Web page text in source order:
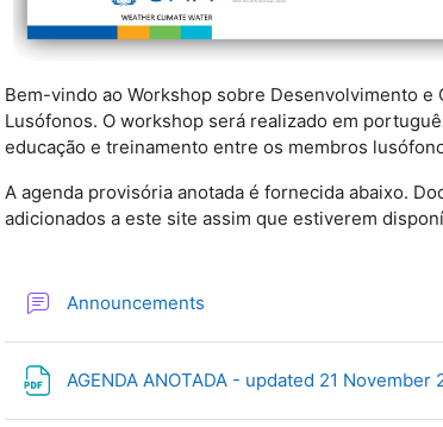
Bem-vindo ao Workshop sobre Desenvolvimento e
Lusófonos. O workshop será realizado em
educação e treinamento entre os membros
A agenda provisória anotada é fornecida abaixo.
adicionados a este site assim que estiverem
Announcements
AGENDA ANOTADA - updated 21 November